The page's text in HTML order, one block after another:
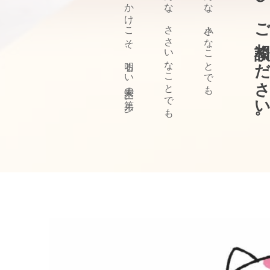
ぜひ、ご相
どんな、小さなことでも、
どんな、ささいなことでも、
きっかけこそ、明るい未来の第一歩。